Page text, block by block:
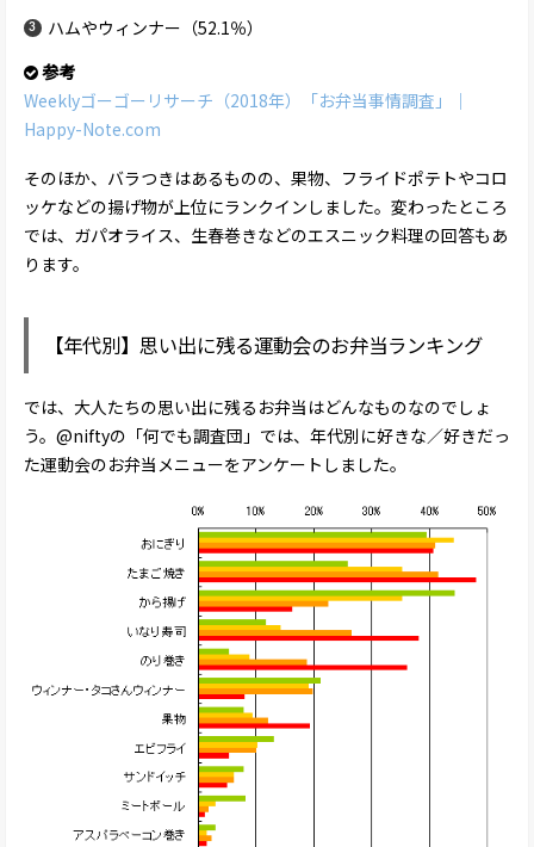
ハムやウィンナー（52.1％）
参考
Weeklyゴーゴーリサーチ（2018年）「お弁当事情調査」｜
Happy-Note.com
そのほか、バラつきはあるものの、果物、フライドポテトやコロ
ッケなどの揚げ物が上位にランクインしました。変わったところ
では、ガパオライス、生春巻きなどのエスニック料理の回答もあ
ります。
【年代別】思い出に残る運動会のお弁当ランキング
では、大人たちの思い出に残るお弁当はどんなものなのでしょ
う。@niftyの「何でも調査団」では、年代別に好きな／好きだっ
た運動会のお弁当メニューをアンケートしました。